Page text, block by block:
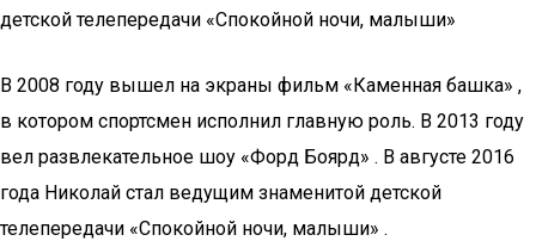
детской телепередачи «Спокойной ночи, малыши»
В 2008 году вышел на экраны фильм «Каменная башка» ,
в котором спортсмен исполнил главную роль. В 2013 году
вел развлекательное шоу «Форд Боярд» . В августе 2016
года Николай стал ведущим знаменитой детской
телепередачи «Спокойной ночи, малыши» .